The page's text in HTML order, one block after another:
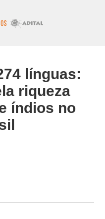
línguas:
riqueza
índios no